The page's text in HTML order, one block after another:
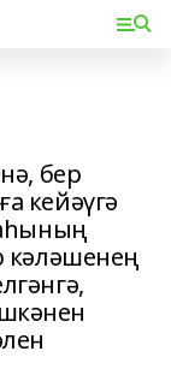
бер
кейәүгә
кәләшенең